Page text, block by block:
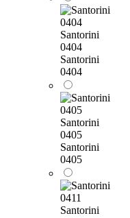
Santorini
0404
Santorini
0404
Santorini
0405
Santorini
0405
Santorini